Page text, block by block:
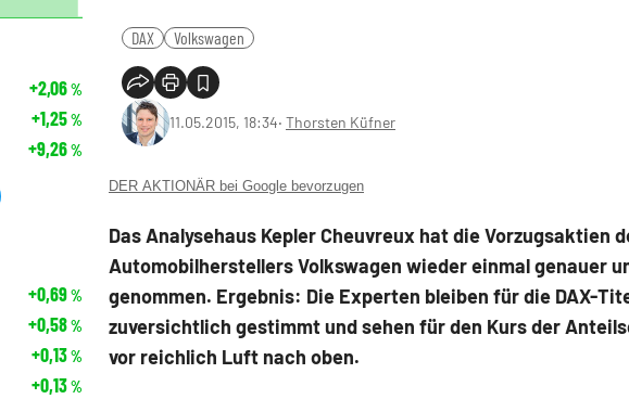
DAX Volkswagen
11.05.2015, 18:34‧ Thorsten Küfner
DER AKTIONÄR bei Google bevorzugen
Das Analysehaus Kepler Cheuvreux hat die Vorzugsaktien
Automobilherstellers Volkswagen wieder einmal genauer
genommen. Ergebnis: Die Experten bleiben für die DAX-
zuversichtlich gestimmt und sehen für den Kurs der
vor reichlich Luft nach oben.
+2,06%
+1,25%
+9,26%
+0,69%
+0,58%
+0,13%
+0,13%